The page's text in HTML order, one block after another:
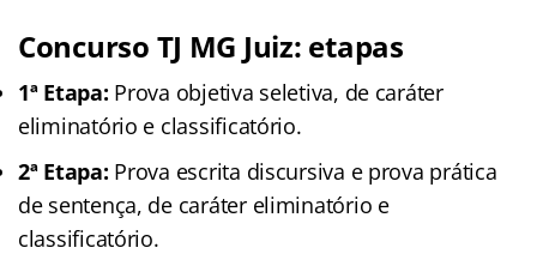
Concurso TJ MG Juiz: etapas
1ª Etapa: Prova objetiva seletiva, de caráter
eliminatório e classificatório.
2ª Etapa: Prova escrita discursiva e prova prática
de sentença, de caráter eliminatório e
classificatório.